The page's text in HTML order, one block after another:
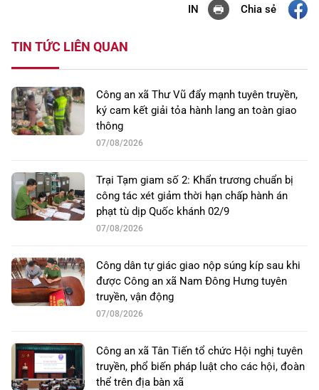
IN Chia sẻ
TIN TỨC LIÊN QUAN
Công an xã Thư Vũ đẩy mạnh tuyên truyền,
ký cam kết giải tỏa hành lang an toàn giao
thông
07/08/2026
Trại Tạm giam số 2: Khẩn trương chuẩn bị
công tác xét giảm thời hạn chấp hành án
phạt tù dịp Quốc khánh 02/9
07/08/2026
Công dân tự giác giao nộp súng kíp sau khi
được Công an xã Nam Đông Hưng tuyên
truyền, vận động
07/08/2026
Công an xã Tân Tiến tổ chức Hội nghị tuyên
truyền, phổ biến pháp luật cho các hội, đoàn
thể trên địa bàn xã